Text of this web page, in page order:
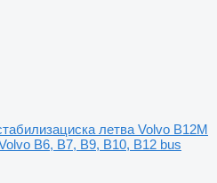
летва Volvo B12M
B6, B7, B9, B10, B12 bus